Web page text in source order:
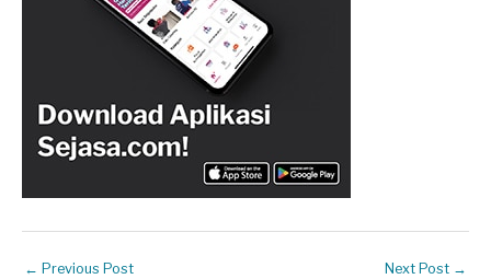
← Previous Post Next Post →